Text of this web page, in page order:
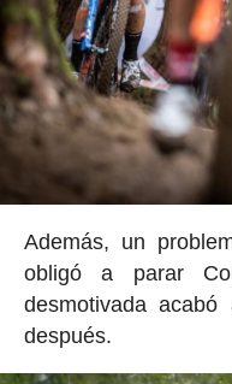
Además, un
obligó a parar
desmotivada acabó
después.